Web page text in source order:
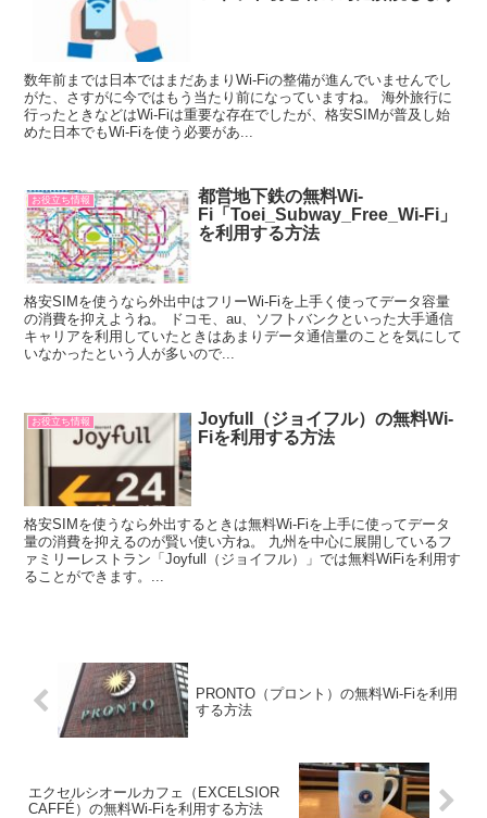
数年前までは日本ではまだあまりWi-Fiの整備が進んでいませんでし
がた、さすがに今ではもう当たり前になっていますね。 海外旅行に
行ったときなどはWi-Fiは重要な存在でしたが、格安SIMが普及し始
めた日本でもWi-Fiを使う必要があ...
お役立ち情報
都営地下鉄の無料Wi-
Fi「Toei_Subway_Free_Wi-Fi」
を利用する方法
格安SIMを使うなら外出中はフリーWi-Fiを上手く使ってデータ容量
の消費を抑えようね。 ドコモ、au、ソフトバンクといった大手通信
キャリアを利用していたときはあまりデータ通信量のことを気にして
いなかったという人が多いので...
お役立ち情報
Joyfull（ジョイフル）の無料Wi-
Fiを利用する方法
格安SIMを使うなら外出するときは無料Wi-Fiを上手に使ってデータ
量の消費を抑えるのが賢い使い方ね。 九州を中心に展開しているフ
ァミリーレストラン「Joyfull（ジョイフル）」では無料WiFiを利用す
ることができます。...
PRONTO（プロント）の無料Wi-Fiを利用
する方法
エクセルシオールカフェ（EXCELSIOR
CAFFÉ）の無料Wi-Fiを利用する方法